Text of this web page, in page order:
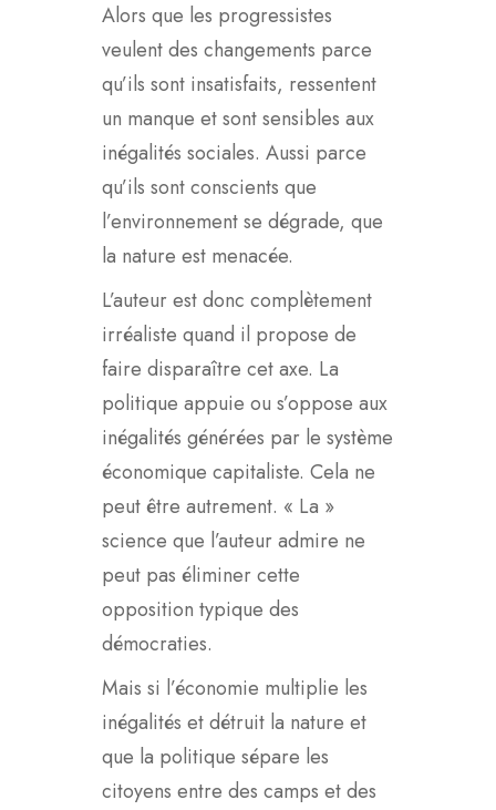
Alors que les progressistes
veulent des changements parce
qu’ils sont insatisfaits, ressentent
un manque et sont sensibles aux
inégalités sociales. Aussi parce
qu’ils sont conscients que
l’environnement se dégrade, que
la nature est menacée.
L’auteur est donc complètement
irréaliste quand il propose de
faire disparaître cet axe. La
politique appuie ou s’oppose aux
inégalités générées par le système
économique capitaliste. Cela ne
peut être autrement. « La »
science que l’auteur admire ne
peut pas éliminer cette
opposition typique des
démocraties.
Mais si l’économie multiplie les
inégalités et détruit la nature et
que la politique sépare les
citoyens entre des camps et des